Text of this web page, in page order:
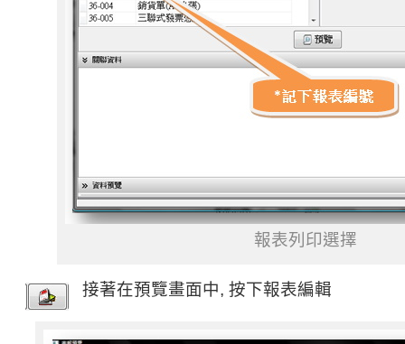
報表列印選擇
接著在預覽畫面中, 按下報表編輯